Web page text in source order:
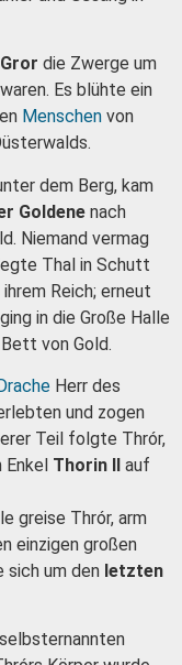
Gror die Zwerge um
Es blühte ein
Menschen von
dem Berg, kam
Goldene nach
Niemand vermag
Thal in Schutt
Reich; erneut
in die Große Halle
von Gold.
Herr des
und zogen
Teil folgte Thrór,
Enkel Thorin II auf
greise Thrór, arm
einzigen großen
sich um den letzten